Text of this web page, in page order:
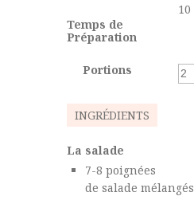
Temps de
Préparation
10
Portions
INGRÉDIENTS
La salade
7-8 poignées
de salade